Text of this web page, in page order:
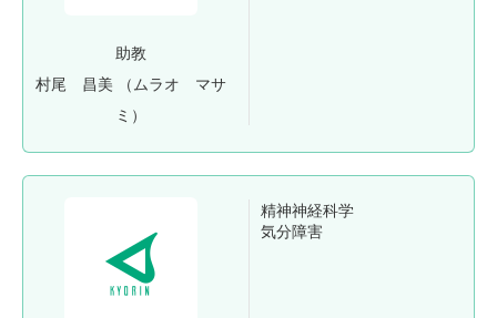
助教
村尾 昌美
（ムラオ マサ
ミ）
精神神経科学
気分障害